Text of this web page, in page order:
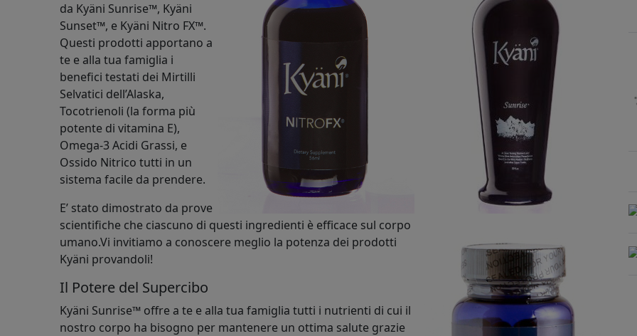
da Kyäni Sunrise™, Kyäni
Sunset™, e Kyäni Nitro FX™.
Questi prodotti apportano a
te e alla tua famiglia i
benefici testati dei Mirtilli
Selvatici dell’Alaska,
Tocotrienoli (la forma più
potente di vitamina E),
Omega-3 Acidi Grassi, e
Ossido Nitrico tutti in un
sistema facile da prendere.
E’ stato dimostrato da prove
scientifiche che ciascuno di questi ingredienti è efficace sul corpo
umano.Vi invitiamo a conoscere meglio la potenza dei prodotti
Kyäni provandoli!
Il Potere del Supercibo
Kyäni Sunrise™ offre a te e alla tua famiglia tutti i nutrienti di cui il
nostro corpo ha bisogno per mantenere un ottima salute grazie